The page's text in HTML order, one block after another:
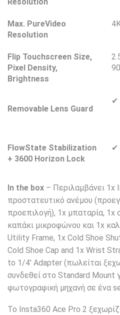
Max. PureVideo
Resolution
Flip Touchscreen Size,
Pixel Density,
Brightness
Removable Lens Guard
✔
FlowState Stabilization
+ 3600 Horizon Lock
✔
In the box – Περιλαμβάνει 1x
προστατευτικό ανέμου
προεπιλογή), 1x μπαταρία, 1x
καπάκι μικροφώνου και 1x
Utility Frame, 1x Cold Shoe
Cold Shoe Cap and 1x Wrist
to 1/4′ Adapter (πωλείται
συνδεθεί στο Standard Mount
φωτογραφική μηχανή σε ένα
Το Insta360 Ace Pro 2